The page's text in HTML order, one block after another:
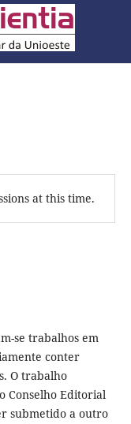
at this time.
se trabalhos em
conter
O trabalho
Conselho Editorial
submetido a outro